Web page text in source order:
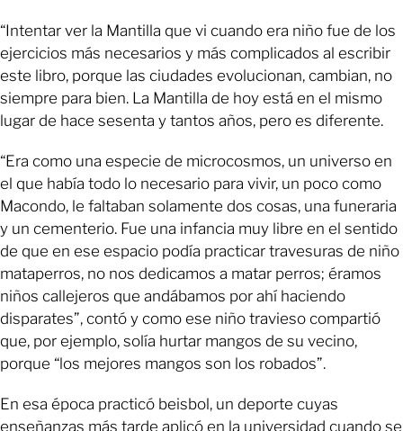
“Intentar ver la Mantilla que vi cuando era niño fue de los
ejercicios más necesarios y más complicados al escribir
este libro, porque las ciudades evolucionan, cambian, no
siempre para bien. La Mantilla de hoy está en el mismo
lugar de hace sesenta y tantos años, pero es diferente.
“Era como una especie de microcosmos, un universo en
el que había todo lo necesario para vivir, un poco como
Macondo, le faltaban solamente dos cosas, una funeraria
y un cementerio. Fue una infancia muy libre en el sentido
de que en ese espacio podía practicar travesuras de niño
mataperros, no nos dedicamos a matar perros; éramos
niños callejeros que andábamos por ahí haciendo
disparates”, contó y como ese niño travieso compartió
que, por ejemplo, solía hurtar mangos de su vecino,
porque “los mejores mangos son los robados”.
En esa época practicó beisbol, un deporte cuyas
enseñanzas más tarde aplicó en la universidad cuando se